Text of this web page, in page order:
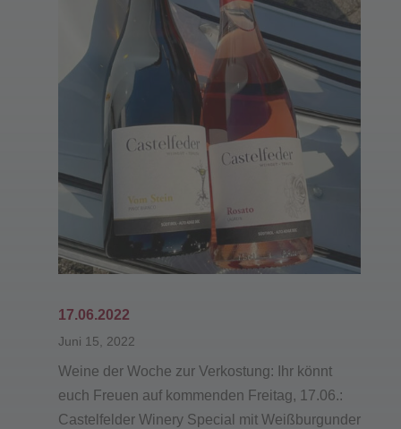
17.06.2022
Juni 15, 2022
Weine der Woche zur Verkostung: Ihr könnt
euch Freuen auf kommenden Freitag, 17.06.:
Castelfelder Winery Special mit Weißburgunder